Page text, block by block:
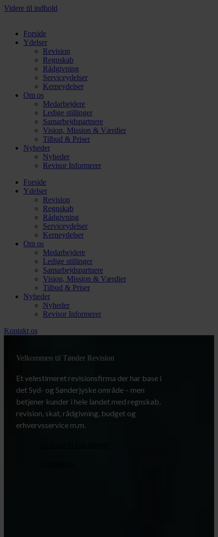
Videre til indhold
Forside
Ydelser
Revision
Regnskab
Rådgivning
Serviceydelser
Kerneydelser
Om os
Medarbejdere
Ledige stillinger
Samarbejdspartnere
Vision, Mission & Værdier
Tilbud & Priser
Nyheder
Nyheder
Revisor Informerer
Forside
Ydelser
Revision
Regnskab
Rådgivning
Serviceydelser
Kerneydelser
Om os
Medarbejdere
Ledige stillinger
Samarbejdspartnere
Vision, Mission & Værdier
Tilbud & Priser
Nyheder
Nyheder
Revisor Informerer
Kontakt os
Velkommen til Tønder Revision
Et velestimeret revisionsfirma der har base i
det Syd- og Sønderjyske område – men
betjener kunder i hele landet med regnskab,
revision, skat, rådgivning, budget og
erhvervsservice m.m.